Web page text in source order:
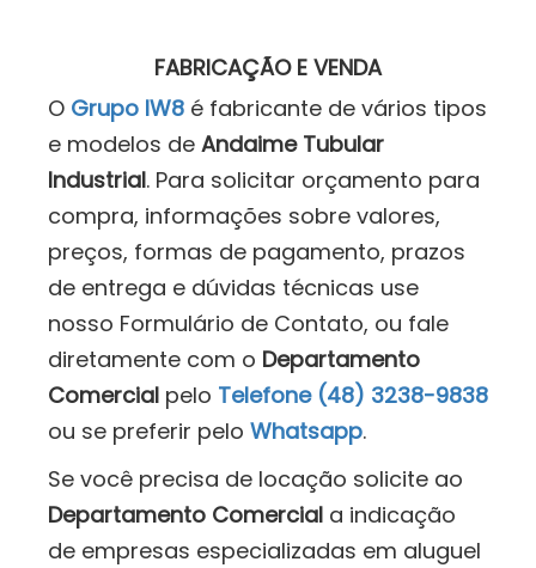
FABRICAÇÃO E VENDA
O Grupo IW8 é fabricante de vários tipos
e modelos de Andaime Tubular
Industrial. Para solicitar orçamento para
compra, informações sobre valores,
preços, formas de pagamento, prazos
de entrega e dúvidas técnicas use
nosso Formulário de Contato, ou fale
diretamente com o Departamento
Comercial pelo Telefone (48) 3238-9838
ou se preferir pelo Whatsapp.
Se você precisa de locação solicite ao
Departamento Comercial a indicação
de empresas especializadas em aluguel